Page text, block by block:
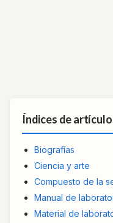
Índices de
Biografías
Ciencia y arte
Compuesto de la
Manual de
Material de